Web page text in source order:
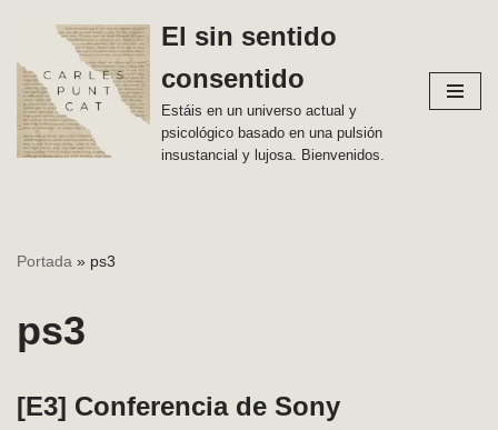
Vés
al
contingut
El sin sentido
consentido
Estáis en un universo actual y
psicológico basado en una pulsión
insustancial y lujosa. Bienvenidos.
Portada » ps3
ps3
[E3] Conferencia de Sony